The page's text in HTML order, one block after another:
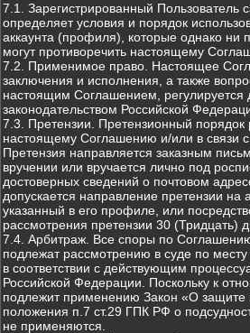
7.1. Зарегистрированный Пользователь
определяет условия и порядок
аккаунта (профиля), которые однако ни
могут противоречить настоящему
7.2. Применимое право. Настоящее
заключения и исполнения, а также
настоящим Соглашением,
законодательством Российской
7.3. Претензии. Претензионный
настоящему Соглашению и/или в связи с
Претензия направляется заказным
вручении или вручается лично под
достоверных сведений о почтовом
допускается направление претензии на
указанный в его профиле, или
рассмотрения претензии 30 (Тридцать)
7.4. Арбитраж. Все споры по
подлежат рассмотрению в суде по
в соответствии с действующим
Российской Федерации. Поскольку к
подлежит применению Закон «О защите
положения п.7 ст.29 ГПК РФ о
не применяются.